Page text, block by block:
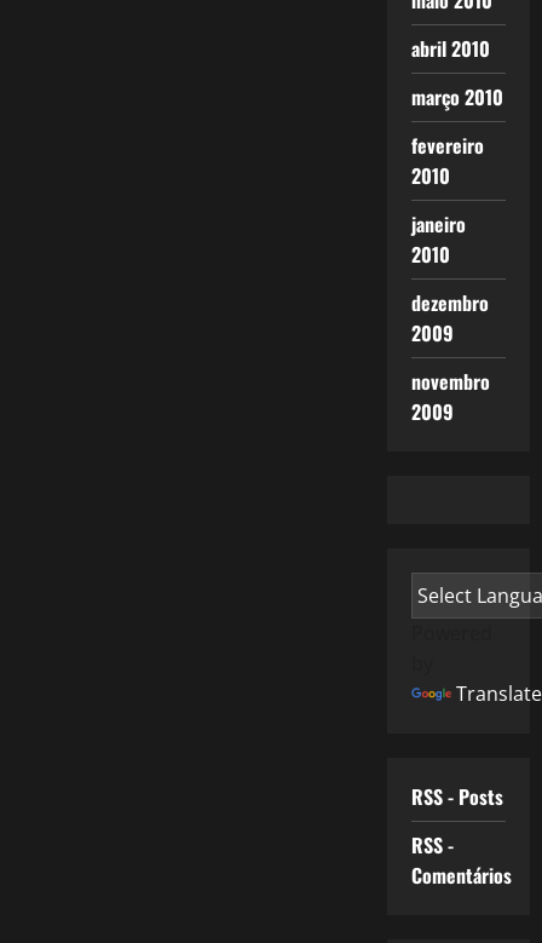
abril 2010
março 2010
fevereiro
2010
janeiro
2010
dezembro
2009
novembro
2009
Translate
RSS - Posts
RSS -
Comentários